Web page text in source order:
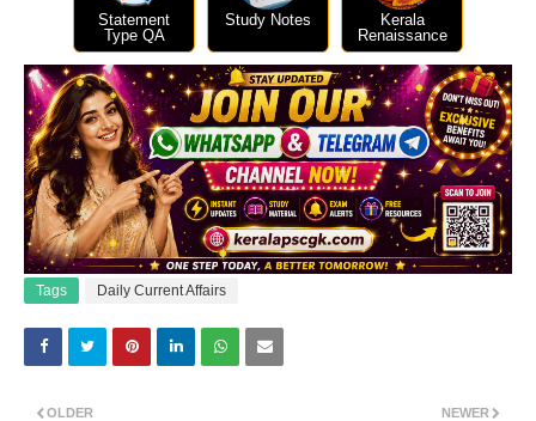
Statement
Type QA
Study Notes
Kerala
Renaissance
Tags Daily Current Affairs
NEWER
OLDER